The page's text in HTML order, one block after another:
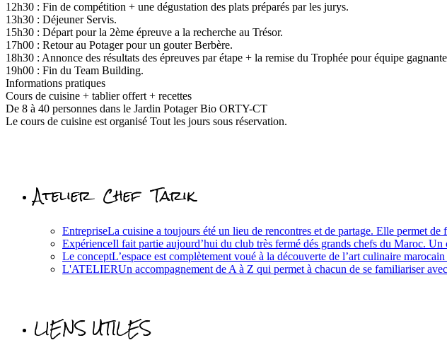
12h30 : Fin de compétition + une dégustation des plats préparés par les jurys.
13h30 : Déjeuner Servis.
15h30 : Départ pour la 2ème épreuve a la recherche au Trésor.
17h00 : Retour au Potager pour un gouter Berbère.
18h30 : Annonce des résultats des épreuves par étape + la remise du Trophée pour équipe
19h00 : Fin du Team Building.
Informations pratiques
Cours de cuisine + tablier offert + recettes
De 8 à 40 personnes dans le Jardin Potager Bio ORTY-CT
Le cours de cuisine est organisé Tout les jours sous réservation.
Atelier Chef Tarik
EntrepriseLa cuisine a toujours été un lieu de rencontres et de partage. Elle permet de
ExpérienceIl fait partie aujourd’hui du club très fermé dés grands chefs du Maroc.
Le conceptL’espace est complètement voué à la découverte de l’art culinaire
L'ATELIERUn accompagnement de A à Z qui permet à chacun de se familiariser
LIENS UTILES